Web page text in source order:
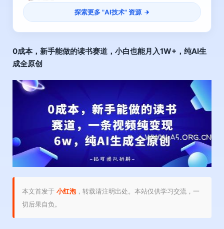
探索更多 "AI技术" 资源
0成本，新手能做的读书赛道，小白也能月入1W+，纯AI生
成全原创
本文首发于 小红泡，转载请注明出处。本站仅供学习交流，一
切后果自负。